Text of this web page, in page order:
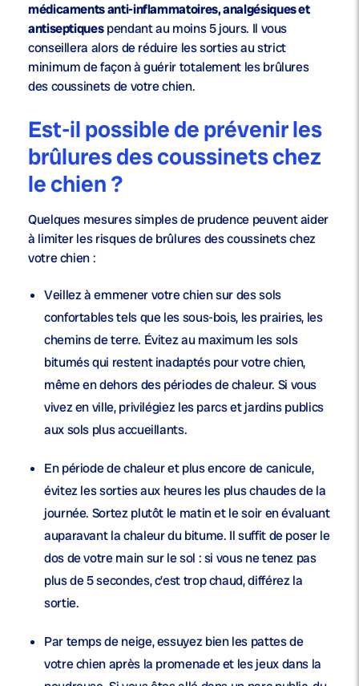
médicaments anti-inflammatoires, analgésiques et
antiseptiquespendant au moins 5 jours. Il vous
conseillera alors de réduire les sorties au strict
minimum de façon à guérir totalement les brûlures
des coussinets de votre chien.
Est-il possible de prévenir les
brûlures des coussinets chez
le chien ?
Quelques mesures simples de prudence peuvent aider
à limiter les risques de brûlures des coussinets chez
votre chien :
Veillez à emmener votre chien sur dessols
confortablestels que les sous-bois, les prairies, les
chemins de terre. Évitez au maximum les sols
bitumés qui restent inadaptés pour votre chien,
même en dehors des périodes de chaleur. Si vous
vivez en ville, privilégiez les parcs et jardins publics
aux sols plus accueillants.
En période de chaleur et plus encore de canicule,
évitez les sorties aux heures les plus chaudes de la
journée. Sortez plutôt le matin et le soir en évaluant
auparavant la chaleur du bitume. Il suffit de poser le
dos de votre main sur le sol : si vous ne tenez pas
plus de 5 secondes, c’est trop chaud, différez la
sortie.
Par temps de neige,essuyez bien les pattes de
votre chienaprès la promenade et les jeux dans la